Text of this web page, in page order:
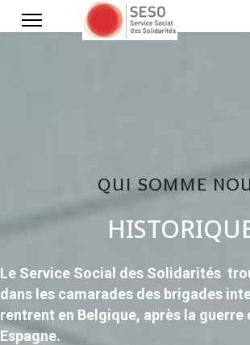
qui somme
Le Service Social des Solidarités
dans les camarades des brigades
rentrent en Belgique, après la guerre
Espagne.